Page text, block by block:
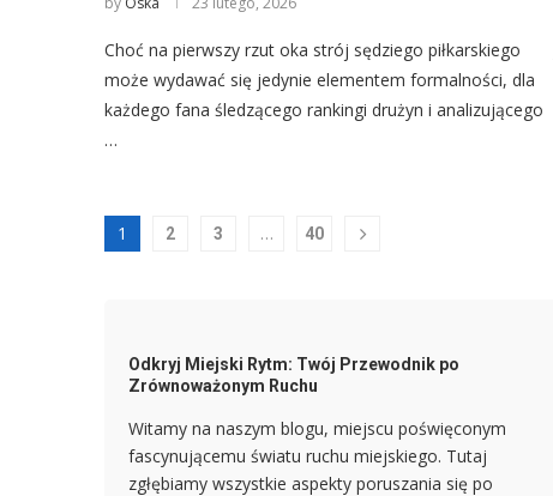
Choć na pierwszy rzut oka strój sędziego piłkarskiego
może wydawać się jedynie elementem formalności, dla
każdego fana śledzącego rankingi drużyn i analizującego
…
1 2 3 … 40
Odkryj Miejski Rytm: Twój Przewodnik po
Zrównoważonym Ruchu
Witamy na naszym blogu, miejscu poświęconym
fascynującemu światu ruchu miejskiego. Tutaj
zgłębiamy wszystkie aspekty poruszania się po